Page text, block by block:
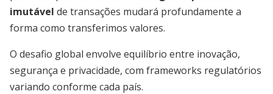
imutável de transações mudará profundamente a
forma como transferimos valores.
O desafio global envolve equilíbrio entre inovação,
segurança e privacidade, com frameworks regulatórios
variando conforme cada país.